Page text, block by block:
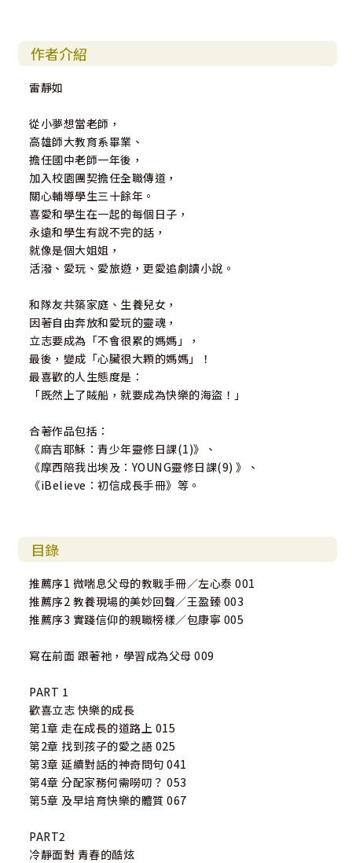
作者介紹
雷靜如
從小夢想當老師，
高雄師大教育系畢業、
擔任國中老師一年後，
加入校園團契擔任全職傳道，
關心輔導學生三十餘年。
喜愛和學生在一起的每個日子，
永遠和學生有說不完的話，
就像是個大姐姐，
活潑、愛玩、愛旅遊，更愛追劇讀小說。
和隊友共築家庭、生養兒女，
因著自由奔放和愛玩的靈魂，
立志要成為「不會很累的媽媽」，
最後，變成「心臟很大顆的媽媽」！
最喜歡的人生態度是：
「既然上了賊船，就要成為快樂的海盜！」
合著作品包括：
《麻吉耶穌：青少年靈修日課(1)》、
《摩西陪我出埃及：YOUNG靈修日課(9) 》、
《iBelieve：初信成長手冊》等。
目錄
推薦序1 微喘息父母的教戰手冊／左心泰 001
推薦序2 教養現場的美妙回聲／王盈臻 003
推薦序3 實踐信仰的親職榜樣／包康寧 005
寫在前面 跟著祂，學習成為父母 009
PART 1
歡喜立志 快樂的成長
第1章 走在成長的道路上 015
第2章 找到孩子的愛之語 025
第3章 延續對話的神奇問句 041
第4章 分配家務何需嘮叨？ 053
第5章 及早培育快樂的體質 067
PART2
冷靜面對 青春的酷炫